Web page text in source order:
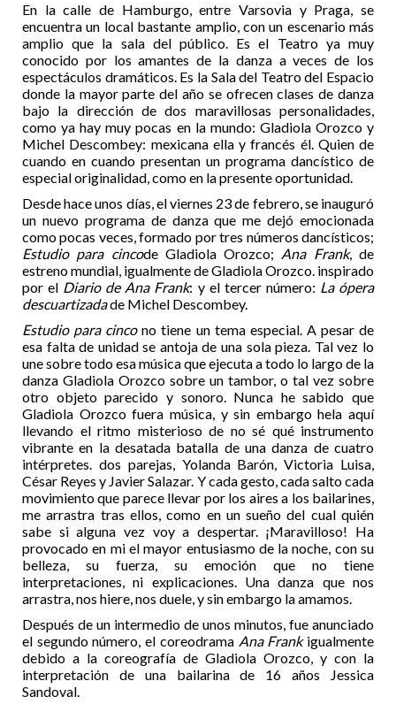
En la calle de Hamburgo, entre Varsovia y Praga, se
encuentra un local bastante amplio, con un escenario más
amplio que la sala del público. Es el Teatro ya muy
conocido por los amantes de la danza a veces de los
espectáculos dramáticos. Es la Sala del Teatro del Espacio
donde la mayor parte del año se ofrecen clases de danza
bajo la dirección de dos maravillosas personalidades,
como ya hay muy pocas en la mundo: Gladiola Orozco y
Michel Descombey: mexicana ella y francés él. Quien de
cuando en cuando presentan un programa dancístico de
especial originalidad, como en la presente oportunidad.
Desde hace unos días, el viernes 23 de febrero, se inauguró
un nuevo programa de danza que me dejó emocionada
como pocas veces, formado por tres números dancísticos;
Estudio para cincode Gladiola Orozco; Ana Frank, de
estreno mundial, igualmente de Gladiola Orozco. inspirado
por el Diario de Ana Frank: y el tercer número: La ópera
descuartizadade Michel Descombey.
Estudio para cincono tiene un tema especial. A pesar de
esa falta de unidad se antoja de una sola pieza. Tal vez lo
une sobre todo esa música que ejecuta a todo lo largo de la
danza Gladiola Orozco sobre un tambor, o tal vez sobre
otro objeto parecido y sonoro. Nunca he sabido que
Gladiola Orozco fuera música, y sin embargo hela aquí
llevando el ritmo misterioso de no sé qué instrumento
vibrante en la desatada batalla de una danza de cuatro
intérpretes. dos parejas, Yolanda Barón, Victoria Luisa,
César Reyes y Javier Salazar. Y cada gesto, cada salto cada
movimiento que parece llevar por los aires a los bailarines,
me arrastra tras ellos, como en un sueño del cual quién
sabe si alguna vez voy a despertar. ¡Maravilloso! Ha
provocado en mi el mayor entusiasmo de la noche, con su
belleza, su fuerza, su emoción que no tiene
interpretaciones, ni explicaciones. Una danza que nos
arrastra, nos hiere, nos duele, y sin embargo la amamos.
Después de un intermedio de unos minutos, fue anunciado
el segundo número, el coreodrama Ana Frankigualmente
debido a la coreografía de Gladiola Orozco, y con la
interpretación de una bailarina de 16 años Jessica
Sandoval.